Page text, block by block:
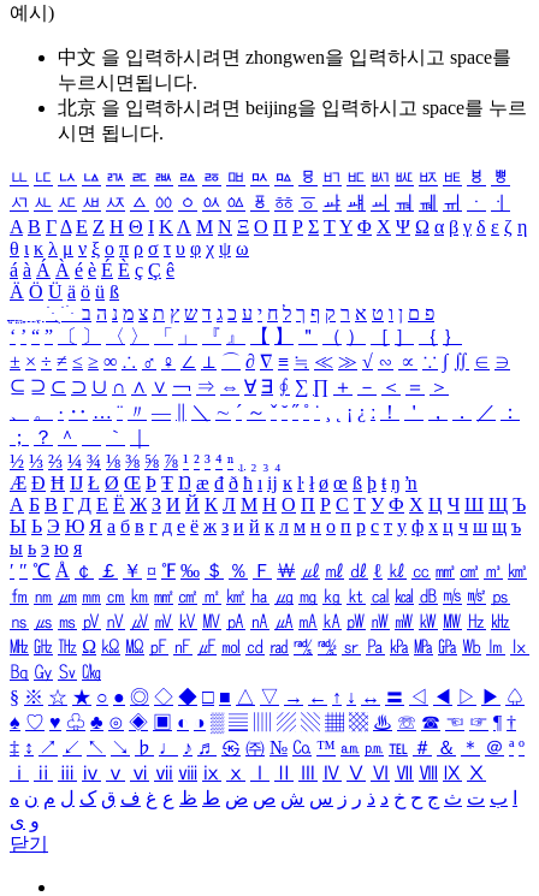
예시)
中文 을 입력하시려면 zhongwen을 입력하시고 space를
누르시면됩니다.
北京 을 입력하시려면 beijing을 입력하시고 space를 누르
시면 됩니다.
ㅥ ㅦ ㅧ ㅨ ㅩ ㅪ ㅫ ㅬ ㅭ ㅮ ㅯ ㅰ ㅱ ㅲ ㅳ ㅴ ㅵ ㅶ ㅷ ㅸ
ㅹ
ㅺ ㅻ ㅼ ㅽ ㅾ ㅿ ㆀ ㆁ ㆂ ㆃ ㆄ ㆅ ㆆ ㆇ ㆈ ㆉ ㆊ ㆋ ㆌ ㆍ
ㆎ
Α Β ΓΔ Ε Ζ Η Θ Ι ΚΛ Μ Ν Ξ Ο Π Ρ Σ ΤΥ Φ Χ Ψ Ω α β γ δ ε ζ η
θ ι κ λ μ ν ξ ο π ρ σ τ υ φ χ ψ ω
á à Á À é è É È ç Ç ê
Ä Ö Ü ä ö ü ß
ִֶֹ ֻּ ׁׂ פ ם ן ו ט א ר ק ף ך ל ח י ע כ ג ד ש ץ ת צ מ נ ה ב
‘ ’ “ ” 〔 〕 〈 〉 「 」 『 』 【 】 ＂ （ ） ［ ］ ｛ ｝
± × ÷ ≠ ≤ ≥ ∞ ∴ ♂ ♀ ∠ ⊥ ⌒ ∂ ∇ ≡ ≒ ≪ ≫ √ ∽ ∝ ∵ ∫ ∬ ∈ ∋
⊆ ⊇ ⊂ ⊃ ∪ ∩ ∧ ∨ ￢ ⇒ ⇔ ∀ ∃ ∮ ∑ ∏ ＋ － ＜ ＝
＞
、
。 · ‥ … ¨ 〃 ― ＼ ∼ ´ ～ ˇ ˘ ˝ ˚ ˙ ¸ ¡ ¿ ː ！ ＇ ， ． ／
：
；
？ ＾ ｀
½ ⅓ ⅔ ¼ ¾ ⅛ ⅜ ⅝ ⅞ ¹ ² ³ ⁴ ⁿ ₁ ₂ ₃ ₄
Æ Ð Ħ Ĳ Ł Ø Œ Þ Ŧ Ŋ æ đ ð ħ ı ĳ ĸ ŀ ł ø œ ß þ ŧ ŋ ŉ
А Б В Г Д Е Ё Ж З И Й К Л М Н О П Р С Т У Ф Х Ц Ч Ш Щ Ъ
Ы Ь Э Ю Я а б в г д е ё ж з и й к л м н о п р с т у ф х ц ч ш щ ъ
ы ь э ю я
′ ″ ℃ Å ￠ ￡ ￥ ¤ ℉ ‰ ＄ ％ Ｆ ￦ ㎕ ㎖ ㎗ ℓ ㎘ ㏄ ㎣ ㎤ ㎥ ㎦
㎙ ㎚ ㎛ ㎜ ㎝ ㎞ ㎟ ㎠ ㎡ ㎢ ㏊ ㎍ ㎎ ㎏ ㏏ ㎈ ㎉ ㏈ ㎧ ㎨ ㎰
㎱ ㎲ ㎳ ㎴ ㎵ ㎶ ㎷ ㎸ ㎹ ㎀ ㎁ ㎂ ㎃ ㎄ ㎺ ㎻ ㎽ ㎾ ㎿ ㎐ ㎑
㎒ ㎓ ㎔ Ω ㏀ ㏁ ㎊ ㎋ ㎌ ㏖ ㏅ ㎭ ㎮ ㎯ ㏛ ㎩ ㎪ ㎫ ㎬ ㏝ ㏐
㏓
㏃ ㏉ ㏜ ㏆
§ ※ ☆ ★ ○ ● ◎ ◇ ◆ □ ■ △ ▽ → ← ↑ ↓ ↔ 〓 ◁ ◀ ▷ ▶ ♤
♠ ♡ ♥ ♧ ♣ ⊙ ◈ ▣ ◐ ◑ ▒ ▤ ▨ ▧ ▦ ▩ ♨ ☏ ☎ ☜ ☞ ¶ †
‡ ↕ ↗ ↙ ↖ ↘ ♭ ♩ ♪ ♬ ㉿ ㈜ № ㏇ ™ ㏂ ㏘ ℡ ＃ ＆ ＊ ＠ ª º
ⅰ
ⅱ ⅲ ⅳ ⅴ ⅵ ⅶ ⅷ ⅸ ⅹ Ⅳ Ⅴ Ⅵ Ⅶ Ⅷ Ⅸ Ⅹ
ب ت ث ج ح خ د ذ ر ز س ش ص ض ط ظ ع غ ف ق ک ل م ن ه
و ی
닫기